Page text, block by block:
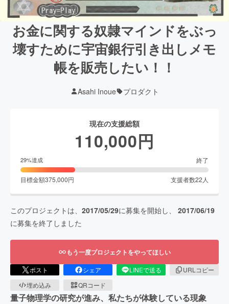
お金に関する奴隷マインドをぶっ
壊すために宇宙銀行引き出しメモ
帳を販売したい！！
Asahi Inoue プロダクト
現在の支援総額
110,000円
29%達成 終了
目標金額375,000円 支援者数22 人
このプロジェクトは、 2017/05/29に募集を開始し、 2017/06/19
に募集を終了しました
もう一度プロジェクトをやってほしい
ポスト シェア LINEで送る
URLコピー
埋め込み
QRコード
量子物理学の研究が進み、私たちが体験している現象